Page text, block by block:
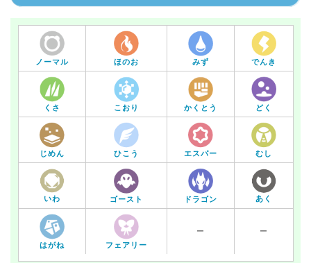
ノーマル ほのお みず でんき
くさ こおり かくとう どく
じめん ひこう エスパー むし
いわ ゴースト ドラゴン あく
はがね フェアリー
ー ー